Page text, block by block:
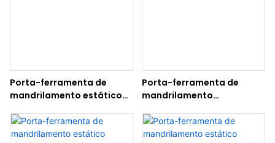
Porta-ferramenta de
mandrilamento estático
Porta-ferramenta de
mandrilamento